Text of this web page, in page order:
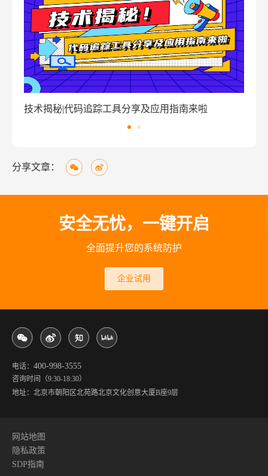
具分享及应用指南来啦 窃密病毒伪装Windows激
分享文章：
安全无忧，一键开启
全面提升您的系统防护
企业试用
电话： 400-998-3555
咨询时间（9:30-18:30）
地址：北京市朝阳区北苑路北京文化创意大厦B座9层
网站地图
隐私政策
SDP指南